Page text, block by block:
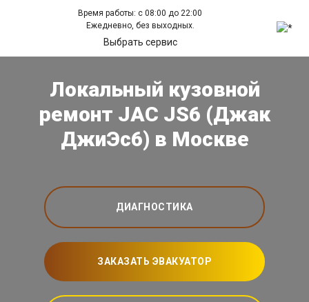
Время работы: с 08:00 до 22:00
Ежедневно, без выходных.
Выбрать сервис
Локальный кузовной
ремонт JAC JS6 (Джак
ДжиЭс6) в Москве
ДИАГНОСТИКА
ЗАКАЗАТЬ ЭВАКУАТОР